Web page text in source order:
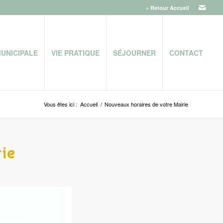
» Retour Accueil
VIE PRATIQUE SÉJOURNER CONTACT
Vous êtes ici : Accueil / Nouveaux horaires de votre Mairie